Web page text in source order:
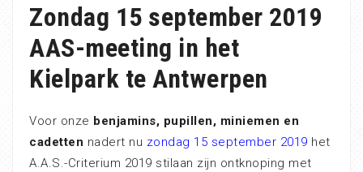
Zondag 15 september 2019
AAS-meeting in het
Kielpark te Antwerpen
Voor onze benjamins, pupillen, miniemen en
cadetten nadert nu zondag 15 september 2019 het
A.A.S.-Criterium 2019 stilaan zijn ontknoping met